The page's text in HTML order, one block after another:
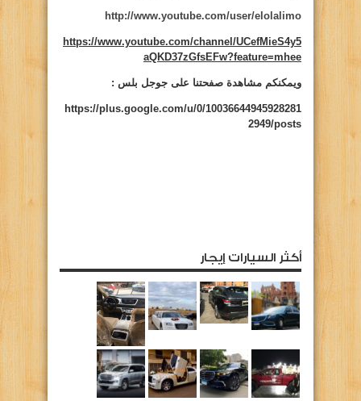
http://www.youtube.com/user/elolalimo
https://www.youtube.com/channel/UCefMieS4y5
aQKD37zGfsEFw?feature=mhee
ويمكنكم مشاهدة صفحتنا على جوجل بلس :
https://plus.google.com/u/0/10036644945928281
2949/posts
أكثر السيارات إيجار